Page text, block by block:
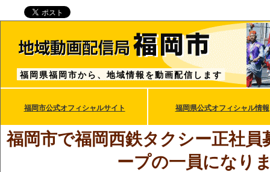
福岡県福岡市から、地域情報を動画配信します
福岡市公式オフィシャルサイト 福岡県公式オフィシャル情報
福岡市で福岡西鉄タクシー正社
ープの一員になり